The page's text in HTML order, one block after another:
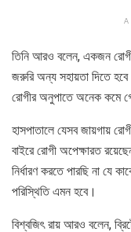
তিনি আরও বলেন, একজন
জরুরি অন্য সহায়তা দিতে
রোগীর অনুপাতে অনেক কমে
হাসপাতালে যেসব জায়গায়
বাইরে রোগী অপেক্ষারত
নির্ধারণ করতে পারছি না যে
পরিস্থিতি এমন হবে।
বিশ্বজিৎ রায় আরও বলেন,